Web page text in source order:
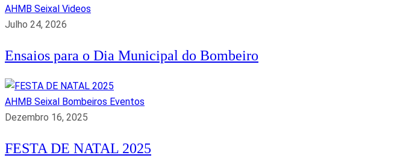
AHMB Seixal Videos
Julho 24, 2026
Ensaios para o Dia Municipal do Bombeiro
AHMB Seixal Bombeiros Eventos
Dezembro 16, 2025
FESTA DE NATAL 2025